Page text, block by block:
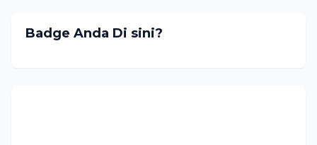
Badge Anda Di sini?